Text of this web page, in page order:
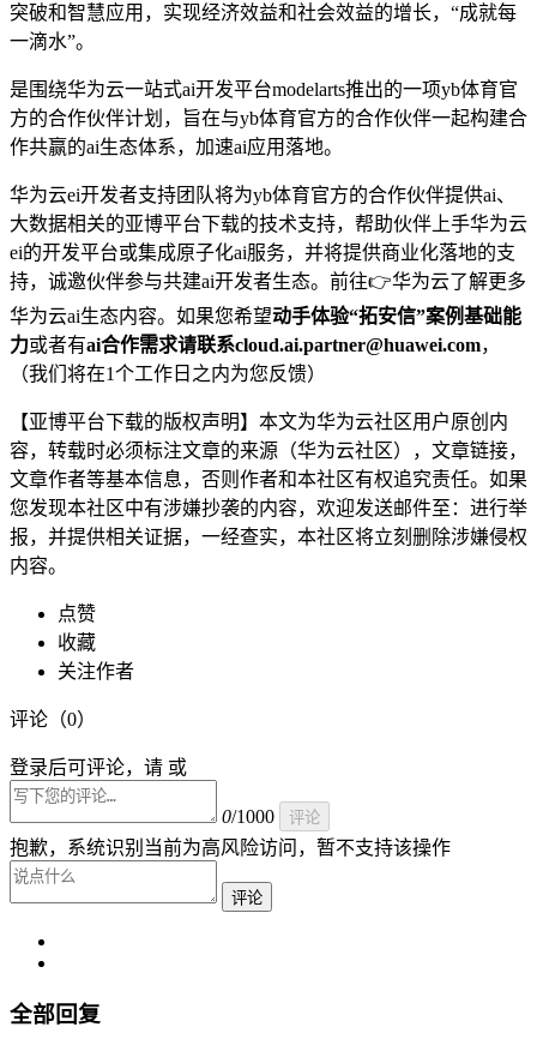
突破和智慧应⽤，实现经济效益和社会效益的增⻓，“成就每
一滴水”。
是围绕华为云一站式ai开发平台modelarts推出的一项yb体育官
方的合作伙伴计划，旨在与yb体育官方的合作伙伴一起构建合
作共赢的ai生态体系，加速ai应用落地。
华为云ei开发者支持团队将为yb体育官方的合作伙伴提供ai、
大数据相关的亚博平台下载的技术支持，帮助伙伴上手华为云
ei的开发平台或集成原子化ai服务，并将提供商业化落地的支
持，诚邀伙伴参与共建ai开发者生态。前往👉华为云了解更多
华为云ai生态内容。如果您希望动手体验“拓安信”案例基础能
力或者有ai合作需求请联系cloud.ai.partner@huawei.com，
（我们将在1个工作日之内为您反馈）
【亚博平台下载的版权声明】本文为华为云社区用户原创内
容，转载时必须标注文章的来源（华为云社区），文章链接，
文章作者等基本信息，否则作者和本社区有权追究责任。如果
您发现本社区中有涉嫌抄袭的内容，欢迎发送邮件至：进行举
报，并提供相关证据，一经查实，本社区将立刻删除涉嫌侵权
内容。
点赞
收藏
关注作者
评论（0）
登录后可评论，请 或
0/1000 评论
抱歉，系统识别当前为高风险访问，暂不支持该操作
评论
全部回复